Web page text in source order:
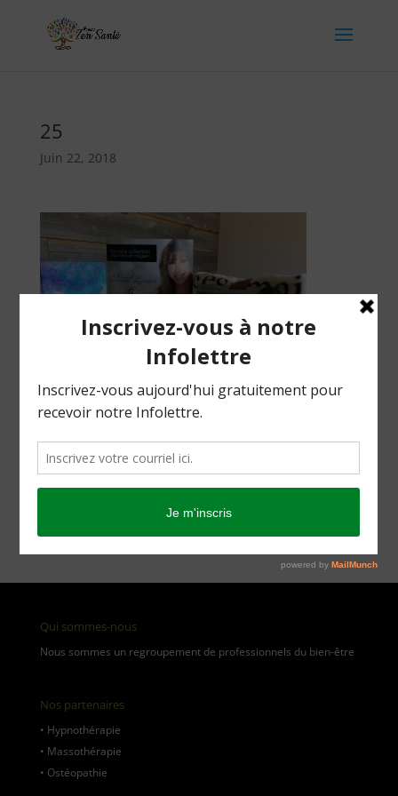
25
Juin 22, 2018
[aws_search_form]
Qui sommes-nous
Nous sommes un regroupement de professionnels du bien-être
Nos partenaires
• Hypnothérapie
• Massothérapie
• Ostéopathie